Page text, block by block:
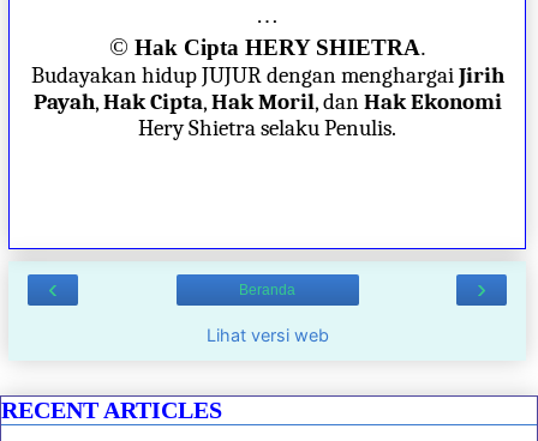
…
© Hak Cipta HERY SHIETRA.
Budayakan hidup JUJUR dengan menghargaiJirih
Payah,Hak Cipta,Hak Moril, danHak Ekonomi
Hery Shietra selaku Penulis.
‹ ›
Beranda
Lihat versi web
RECENT ARTICLES